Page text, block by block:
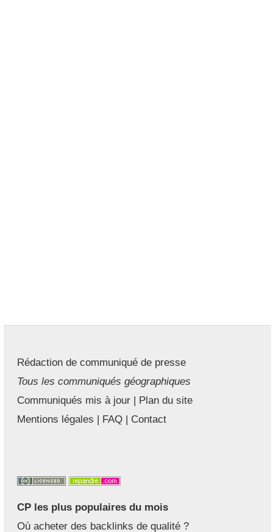
Rédaction de communiqué de presse
Tous les communiqués géographiques
Communiqués mis à jour | Plan du site
Mentions légales | FAQ | Contact
CP les plus populaires du mois
Où acheter des backlinks de qualité ?